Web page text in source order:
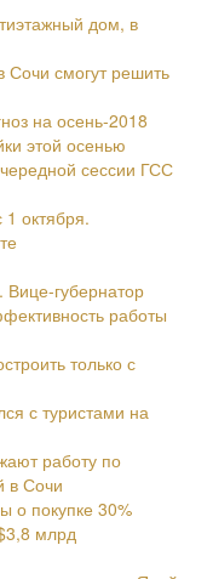
дом, в
Сочи смогут решить
на осень-2018
этой осенью
сессии ГСС
октября.
губернатор
работы
только с
с туристами на
работу по
в Сочи
о покупке 30%
млрд